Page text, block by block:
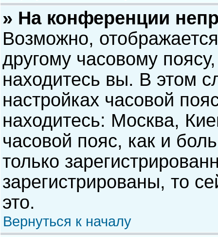
» На конференции
Возможно,
другому часовому
находитесь вы. В этом
настройках часовой
находитесь: Москва,
часовой пояс, как и
только
зарегистрированы, то
это.
Вернуться к началу